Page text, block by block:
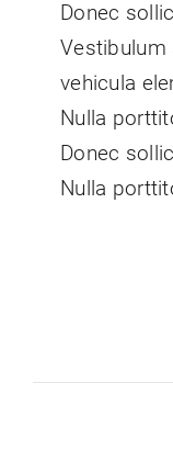
Donec
vehicula
Nulla
Donec
Nulla